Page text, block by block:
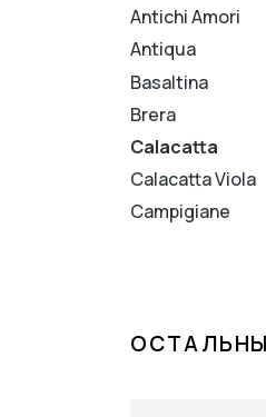
Antichi Amori
Antiqua
Basaltina
Brera
Calacatta
Calacatta Viola
Campigiane